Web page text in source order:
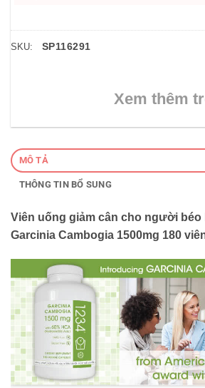
SKU: SP116291
Xem thêm
MÔ TẢ
THÔNG TIN BỔ SUNG
Viên uống giảm cân cho người béo
Garcinia Cambogia 1500mg 180